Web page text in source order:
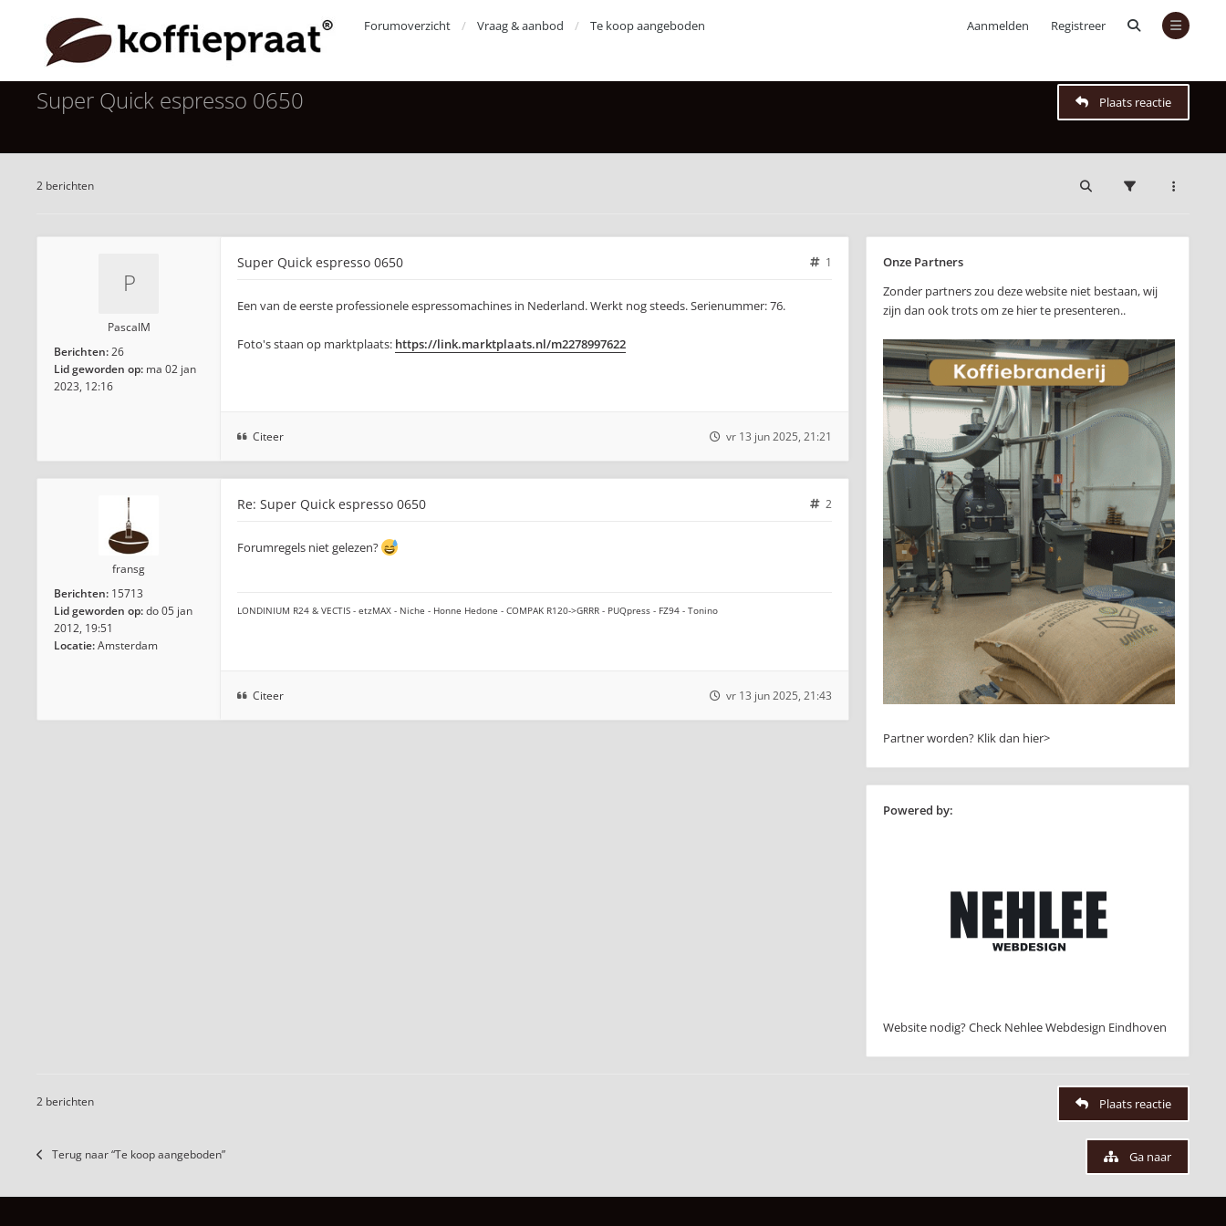
Aanmelden Registreer
Forumoverzicht Vraag & aanbod Te koop aangeboden
Super Quick espresso 0650 Plaats reactie
2 berichten
PascalM
Berichten:26
Lid geworden op: ma 02 jan
2023, 12:16
Super Quick espresso 0650 1
Een van de eerste professionele espressomachines in Nederland. Werkt nog steeds. Serienummer: 76.
Foto's staan op marktplaats: https://link.marktplaats.nl/m2278997622
Citeer vr 13 jun 2025, 21:21
fransg
Berichten: 15713
Lid geworden op:do 05 jan
2012, 19:51
Locatie:Amsterdam
Re: Super Quick espresso 0650 2
Forumregels niet gelezen?
LONDINIUM R24 & VECTIS - etzMAX - Niche - Honne Hedone - COMPAK R120->GRRR - PUQpress - FZ94 - Tonino
Citeer vr 13 jun 2025, 21:43
Onze Partners
Zonder partners zou deze website niet bestaan, wij
zijn dan ook trots om ze hier te presenteren..
Partner worden? Klik dan hier>
Powered by:
Website nodig? Check Nehlee Webdesign Eindhoven
2 berichten Plaats reactie
Terug naar “Te koop aangeboden” Ga naar